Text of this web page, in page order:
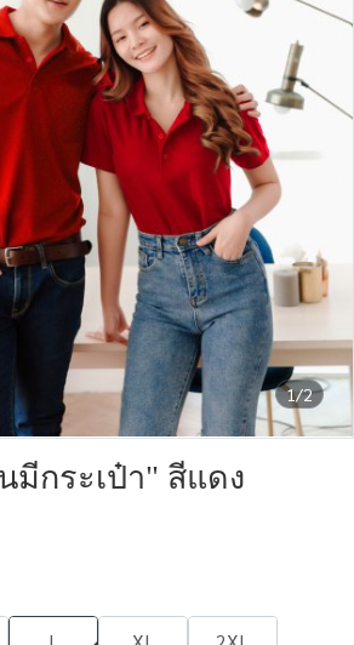
1/2
มีกระเป๋า" สีแดง